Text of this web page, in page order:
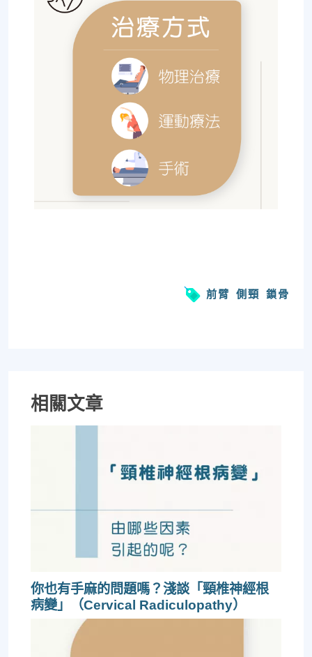
前臂 側頸 鎖骨
相關文章
你也有手麻的問題嗎？淺談「頸椎神經根
病變」（Cervical Radiculopathy）